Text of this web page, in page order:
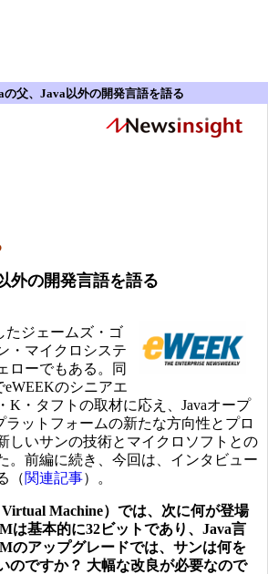
の父、Java以外の開発言語を語る
外の開発言語を語る
たジェームズ・ゴ
・マイクロシステ
ローでもある。同
eWEEKのシニアエ
K・タフトの取材に応え、Javaオープ
ラットフォームの新たな方向性とプロ
しいサンの技術とマイクロソフトとの
。前編に続き、今回は、インタビュー
（関連記事）。
Machine）では、次に何が登場
は基本的に32ビットであり、Java言
のアップグレードでは、サンは何を
のですか？ 大幅な改良が必要なので